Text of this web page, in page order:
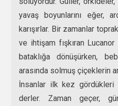
yavaş boyunlarını eğer,
karışırlar. Bir zamanlar
ve ihtişam fışkıran
bataklığa dönüşürken,
arasında solmuş çiçeklerin
İnsanlar ilk kez gördükleri
derler. Zaman geçer,